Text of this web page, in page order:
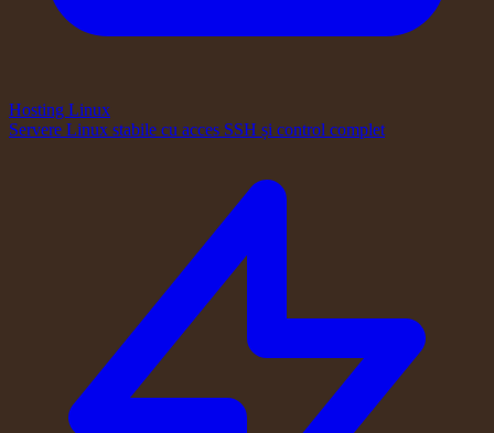
Hosting Linux
Servere Linux stabile cu acces SSH și control complet